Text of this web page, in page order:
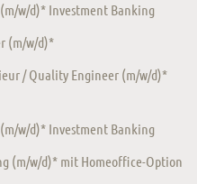
(m/w/d)* Investment Banking
(m/w/d)*
/ Quality Engineer (m/w/d)*
(m/w/d)* Investment Banking
(m/w/d)* mit Homeoffice-Option